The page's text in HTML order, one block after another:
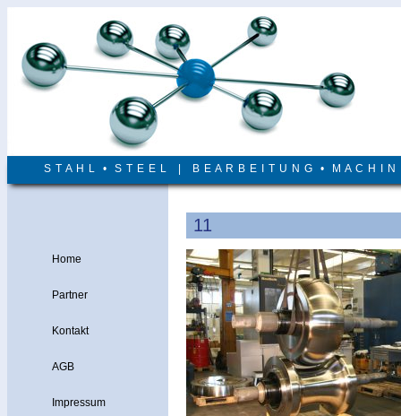
S T A H L • S T E E L | B E A R B E I T U N G • M A C H I
Home
Partner
Kontakt
AGB
Impressum
11